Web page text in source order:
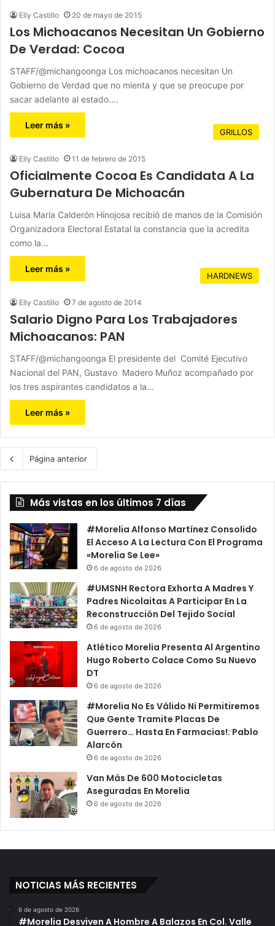
Elly Castillo 20 de mayo de 2015
Los Michoacanos Necesitan Un Gobierno
De Verdad: Cocoa
STAFF/@michangoonga Los michoacanos necesitan Un
Gobierno de Verdad que no mienta y que se preocupe por
sacar adelante al estado.…
Leer más »
GRILLOS
Elly Castillo 11 de febrero de 2015
Oficialmente Cocoa Es Candidata A La
Gubernatura De Michoacán
Luisa María Calderón Hinojosa recibió de manos de la Comisión
Organizadora Electoral Estatal la constancia que la acredita
como la…
Leer más »
HARDNEWS
Elly Castillo 7 de agosto de 2014
Salario Digno Para Los Trabajadores
Michoacanos: PAN
STAFF/@michangoonga El presidente del Comité Ejecutivo
Nacional del PAN, Gustavo Madero Muñoz acompañado por
los tres aspirantes candidatos a la…
Leer más »
Página anterior
Más vistas en los últimos 7 días
#Morelia Alfonso Martínez Consolido
El Acceso A La Lectura Con El Programa
«Morelia Se Lee»
6 de agosto de 2026
#UMSNH Rectora Exhorta A Madres Y
Padres Nicolaitas A Participar En La
Reconstrucción Del Tejido Social
6 de agosto de 2026
Atlético Morelia Presenta Al Argentino
Hugo Roberto Colace Como Su Nuevo
DT
6 de agosto de 2026
#Morelia No Es Válido Ni Permitiremos
Que Gente Tramite Placas De
Guerrero… Hasta En Farmacias!: Pablo
Alarcón
6 de agosto de 2026
Van Más De 600 Motocicletas
Aseguradas En Morelia
6 de agosto de 2026
NOTICIAS MÁS RECIENTES
6 de agosto de 2026
#Morelia Desviven A Hombre A Balazos En Col. Valle